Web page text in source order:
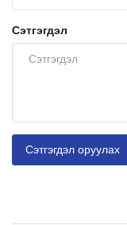
Сэтгэгдэл
Сэтгэгдэл оруулах